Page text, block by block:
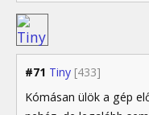
#71 Tiny [433]
Kómásan ülök a gép